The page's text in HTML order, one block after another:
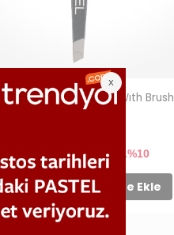
Pastel Single Tweezer Wıth Brush
09
645,00 TL580,50TL%10
Hemen Al Sepete Ekle